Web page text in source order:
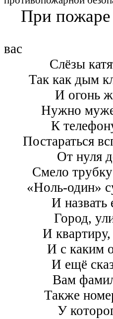
При пожаре
Если в
вас
Слёзы
Так как дым
И огонь
Нужно
К
Постараться
От нуля
Смело
«Ноль-один»
И
Город,
И квартиру,
И с каким
И ещё
Вам
Также
У